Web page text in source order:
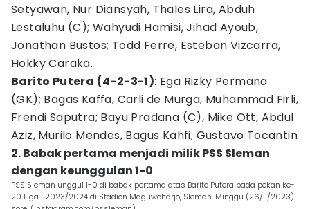
Setyawan, Nur Diansyah, Thales Lira, Abduh
Lestaluhu (C); Wahyudi Hamisi, Jihad Ayoub,
Jonathan Bustos; Todd Ferre, Esteban Vizcarra,
Hokky Caraka.
Barito Putera (4-2-3-1): Ega Rizky Permana
(GK); Bagas Kaffa, Carli de Murga, Muhammad Firli,
Frendi Saputra; Bayu Pradana (C), Mike Ott; Abdul
Aziz, Murilo Mendes, Bagus Kahfi; Gustavo Tocantin
2. Babak pertama menjadi milik PSS Sleman
dengan keunggulan 1-0
PSS Sleman unggul 1-0 di babak pertama atas Barito Putera pada pekan ke-
20 Liga 1 2023/2024 di Stadion Maguwoharjo, Sleman, Minggu (26/11/2023)